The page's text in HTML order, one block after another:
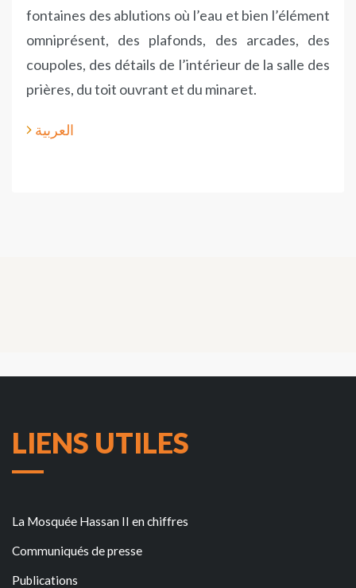
fontaines des ablutions où l’eau et bien l’élément
omniprésent, des plafonds, des arcades, des
coupoles, des détails de l’intérieur de la salle des
prières, du toit ouvrant et du minaret.
العربية
LIENS UTILES
La Mosquée Hassan II en chiffres
Communiqués de presse
Publications